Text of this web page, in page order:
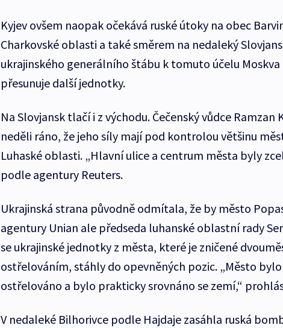
Kyjev ovšem naopak očekává ruské útoky na obec
Charkovské oblasti a také směrem na nedaleký
ukrajinského generálního štábu k tomuto účelu Moskva
přesunuje další jednotky.
Na Slovjansk tlačí i z východu. Čečenský vůdce Ramzan
neděli ráno, že jeho síly mají pod kontrolou většinu
Luhaské oblasti. „Hlavní ulice a centrum města byly
podle agentury Reuters.
Ukrajinská strana původně odmítala, že by město
agentury Unian ale předseda luhanské oblastní rady
se ukrajinské jednotky z města, které je zničené
ostřelováním, stáhly do opevněných pozic. „Město bylo
ostřelováno a bylo prakticky srovnáno se zemí,“
V nedaleké Bilhorivce podle Hajdaje zasáhla ruská